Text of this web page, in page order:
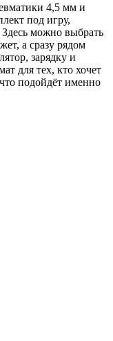
4,5 мм и
под игру,
можно выбрать
а сразу рядом
зарядку и
для тех, кто хочет
подойдёт именно